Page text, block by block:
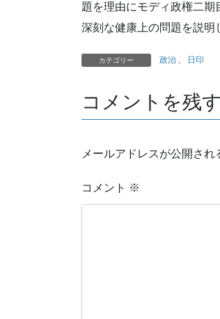
題を理由にモディ政権二
深刻な健康上の問題を説明
カテゴリー 政治 、 日印
コメントを残す
メールアドレスが公開され
コメント ※